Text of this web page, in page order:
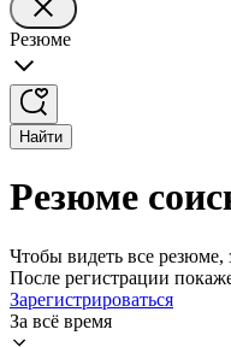
Резюме
Найти
Резюме
Чтобы видеть все резюме,
После регистрации
Зарегистрироваться
За всё время